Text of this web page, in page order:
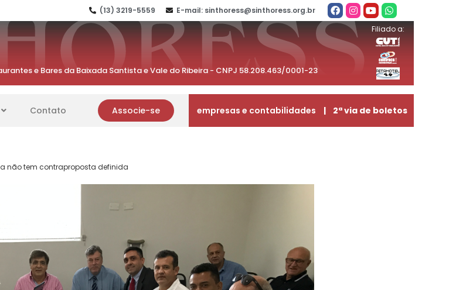
(13) 3219-5559 E-mail: sinthoress@sinthoress.org.br
e Bares da Baixada Santista e Vale do Ribeira - CNPJ 58.208.463/0001-23
Filiado a:
Contato Associe-se empresas e contabilidades | 2ª via de boletos
não tem contraproposta definida